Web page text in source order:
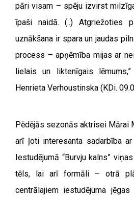
pāri visam – spēju izvirst
īpaši naidā. (..) Atgriežoties
uznākšana ir spara un jaudas
process – apņēmība mijas ar
lielais un liktenīgais
Henrieta Verhoustinska (KDi.
Pēdējās sezonās aktrisei Mārai
arī ļoti interesanta sadarbība
Iestudējumā “Burvju kalns”
tēls, lai arī formāli – otrā
centrālajiem iestudējuma